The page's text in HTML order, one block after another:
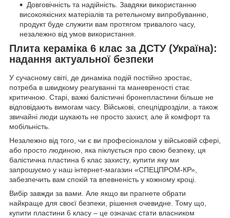
Довговічність та надійність. Завдяки використанню
високоякісних матеріалів та ретельному випробуванню,
продукт буде служити вам протягом тривалого часу,
незалежно від умов використання.
Плита кераміка 6 клас за ДСТУ (Україна):
надання актуальної безпеки
У сучасному світі, де динаміка подій постійно зростає,
потреба в швидкому реагуванні та маневреності стає
критичною. Старі, важкі балістичні бронепластини більше не
відповідають вимогам часу. Військові, спецпідрозділи, а також
звичайні люди шукають не просто захист, але й комфорт та
мобільність.
Незалежно від того, чи є ви професіоналом у військовій сфері,
або просто людиною, яка піклується про свою безпеку, ця
балістична пластина 6 клас захисту, купити яку ми
запрошуємо у наш інтернет-магазин «СПЕЦПРОМ-КР»,
забезпечить вам спокій та впевненість у кожному кроці.
Вибір завжди за вами. Але якщо ви прагнете обрати
найкраще для своєї безпеки, рішення очевидне. Тому що,
купити пластини 6 класу – це означає стати власником